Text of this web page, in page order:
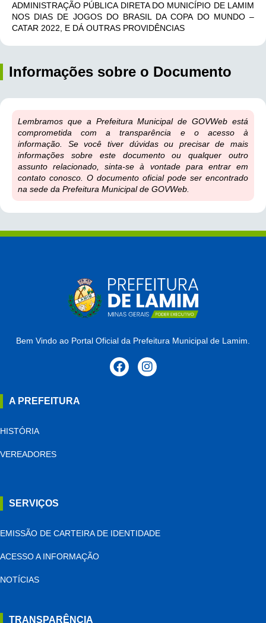
ADMINISTRAÇÃO PÚBLICA DIRETA DO MUNICÍPIO DE LAMIM
NOS DIAS DE JOGOS DO BRASIL DA COPA DO MUNDO –
CATAR 2022, E DÁ OUTRAS PROVIDÊNCIAS
Informações sobre o Documento
Lembramos que a Prefeitura Municipal de GOVWeb está
comprometida com a transparência e o acesso à
informação. Se você tiver dúvidas ou precisar de mais
informações sobre este documento ou qualquer outro
assunto relacionado, sinta-se à vontade para entrar em
contato conosco. O documento oficial pode ser encontrado
na sede da Prefeitura Municipal de GOVWeb.
Bem Vindo ao Portal Oficial da Prefeitura Municipal de Lamim.
A PREFEITURA
HISTÓRIA
VEREADORES
SERVIÇOS
EMISSÃO DE CARTEIRA DE IDENTIDADE
ACESSO A INFORMAÇÃO
NOTÍCIAS
TRANSPARÊNCIA